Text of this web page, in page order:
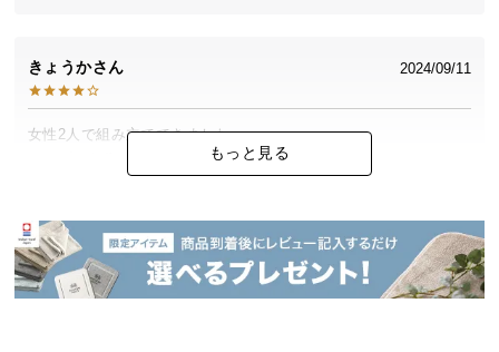
商
品
の
配
い
て
きょうか 2024/09/11
女性2人で組み立てできました。
シンプルな作りで概ね満足です。もっと見る